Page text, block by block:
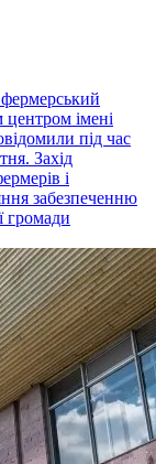
центром імені
під час
Захід
і
забезпеченню
громади